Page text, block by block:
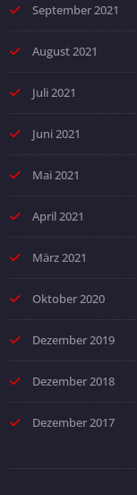
September 2021
August 2021
Juli 2021
Juni 2021
Mai 2021
April 2021
März 2021
Oktober 2020
Dezember 2019
Dezember 2018
Dezember 2017